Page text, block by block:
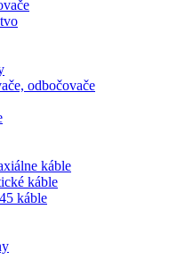
odbočovače
káble
káble
káble